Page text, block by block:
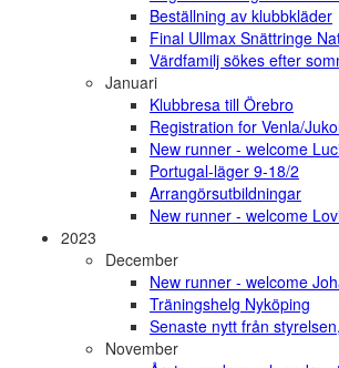
Beställning av klubbkläder
Final Ullmax Snättringe
Värdfamilj sökes efter
Januari
Klubbresa till Örebro
Registration for Venla/
New runner - welcome
Portugal-läger 9-18/2
Arrangörsutbildningar
New runner - welcome
2023
December
New runner - welcome
Träningshelg Nyköping
Senaste nytt från
November